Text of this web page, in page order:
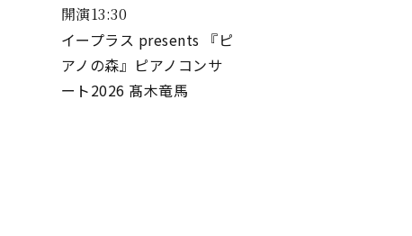
開演13:30
イープラス presents 『ピ
アノの森』ピアノコンサ
ート2026 髙木竜馬